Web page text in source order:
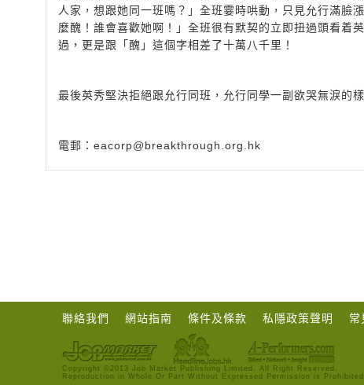
人家，想跟她同一班嗎？」全班霎時哄動，只見允行滿臉
麼醜！誰會喜歡她啊！」全班很有默契的立即扭過頭看着
過，更是跟「醜」這個字相差了十萬八千里！
最後英秀堅決拒絕跟允行同班，允行同學一副欲哭無淚的
電郵： eacorp@breakthrough.org.hk
聯絡我們 網站指南 條件及條款 私隱政策聲明 常
Copyright ©2013 Job Market Publishing Limited. All Right Reserved.
Reproduction in Whole Or Part Without Expressed Permission is